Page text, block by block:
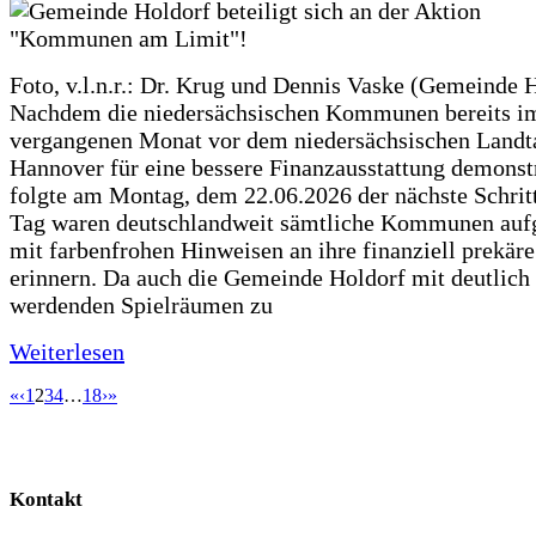
Foto, v.l.n.r.: Dr. Krug und Dennis Vaske (Gemeinde
Nachdem die niedersächsischen Kommunen bereits
vergangenen Monat vor dem niedersächsischen
Hannover für eine bessere Finanzausstattung
folgte am Montag, dem 22.06.2026 der nächste
Tag waren deutschlandweit sämtliche Kommunen
mit farbenfrohen Hinweisen an ihre finanziell
erinnern. Da auch die Gemeinde Holdorf mit deutlich
werdenden Spielräumen zu
Weiterlesen
«‹1 234…18›»
Kontakt